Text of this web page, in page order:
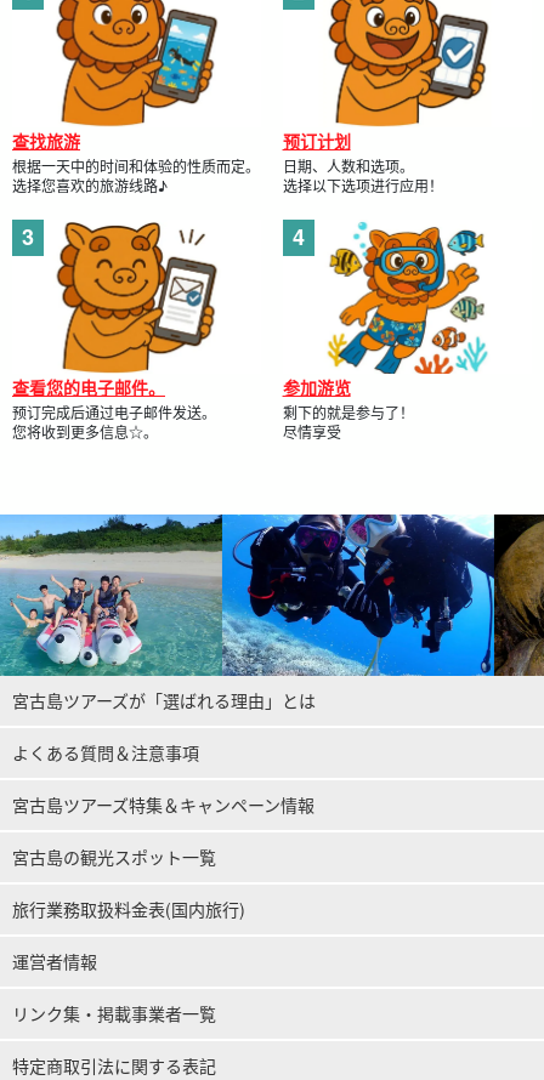
查找旅游
根据一天中的时间和体验的性质而定。
选择您喜欢的旅游线路♪
预订计划
日期、人数和选项。
选择以下选项进行应用！
查看您的电子邮件。
预订完成后通过电子邮件发送。
您将收到更多信息☆。
参加游览
剩下的就是参与了！
尽情享受
宮古島ツアーズが「選ばれる理由」とは
よくある質問＆注意事項
宮古島ツアーズ特集＆キャンペーン情報
宮古島の観光スポット一覧
旅行業務取扱料金表(国内旅行)
運営者情報
リンク集・掲載事業者一覧
特定商取引法に関する表記